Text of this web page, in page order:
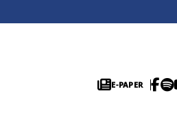
E-PAPER